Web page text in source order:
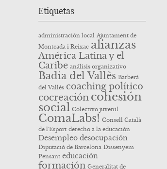
Etiquetas
administración local Ajuntament de
Montcada i Reixac alianzas
América Latina y el
Caribe análisis organizativo
Badia del Vallès Barberà
del Vallès coaching político
cocreación cohesión
social Colectivo juvenil
ComaLabs! Consell Català
de l'Esport derecho a la educación
Desempleo desocupación
Diputació de Barcelona Dissenyem
Pensant educación
formación Generalitat de